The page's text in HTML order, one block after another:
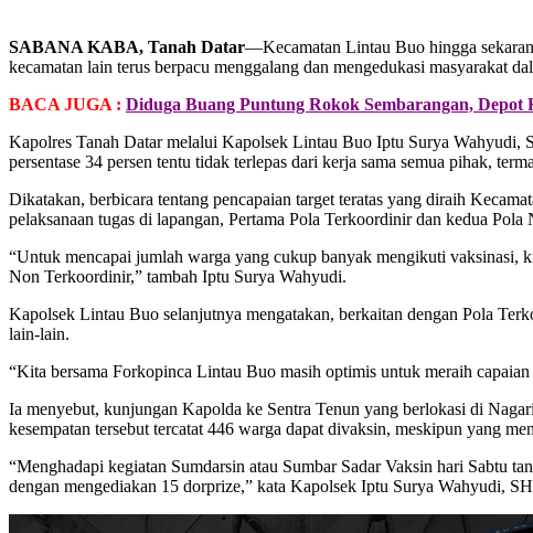
SABANA KABA, Tanah Datar—Kecamatan Lintau Buo hingga
kecamatan lain terus berpacu menggalang dan mengedukasi masyarakat
BACA JUGA : Diduga Buang Puntung Rokok Sembarangan, Depot
Kapolres Tanah Datar melalui Kapolsek Lintau Buo Iptu Surya Wahyudi,
persentase 34 persen tentu tidak terlepas dari kerja sama semua pihak,
Dikatakan, berbicara tentang pencapaian target teratas yang diraih
pelaksanaan tugas di lapangan, Pertama Pola Terkoordinir dan kedua
“Untuk mencapai jumlah warga yang cukup banyak mengikuti vaksinasi,
Non Terkoordinir,” tambah Iptu Surya Wahyudi.
Kapolsek Lintau Buo selanjutnya mengatakan, berkaitan dengan Pola
lain-lain.
“Kita bersama Forkopinca Lintau Buo masih optimis untuk meraih
Ia menyebut, kunjungan Kapolda ke Sentra Tenun yang berlokasi di
kesempatan tersebut tercatat 446 warga dapat divaksin, meskipun yang
“Menghadapi kegiatan Sumdarsin atau Sumbar Sadar Vaksin hari Sabtu
dengan mengediakan 15 dorprize,” kata Kapolsek Iptu Surya Wahyudi,